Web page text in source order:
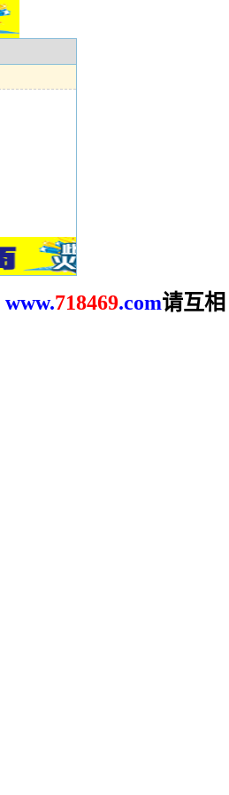
www.718469.com请互相